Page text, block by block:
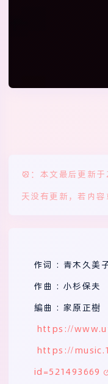
：本文最后更新
天没有更新，若内
作词 : 青木久美
作曲 : 小杉保夫
編曲 : 家原正樹
https://
https://
id=521493669